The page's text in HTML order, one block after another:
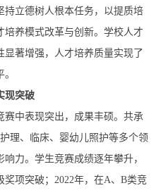
持立德树人根本任务，以提质培
养模式改革与创新。学校人才
著增强，人才培养质量实现了
现突破
赛中表现突出，成果丰硕。共承
理、临床、婴幼儿照护等多个领
力。学生竞赛成绩逐年攀升，
项突破；2022年，在A、B类竞